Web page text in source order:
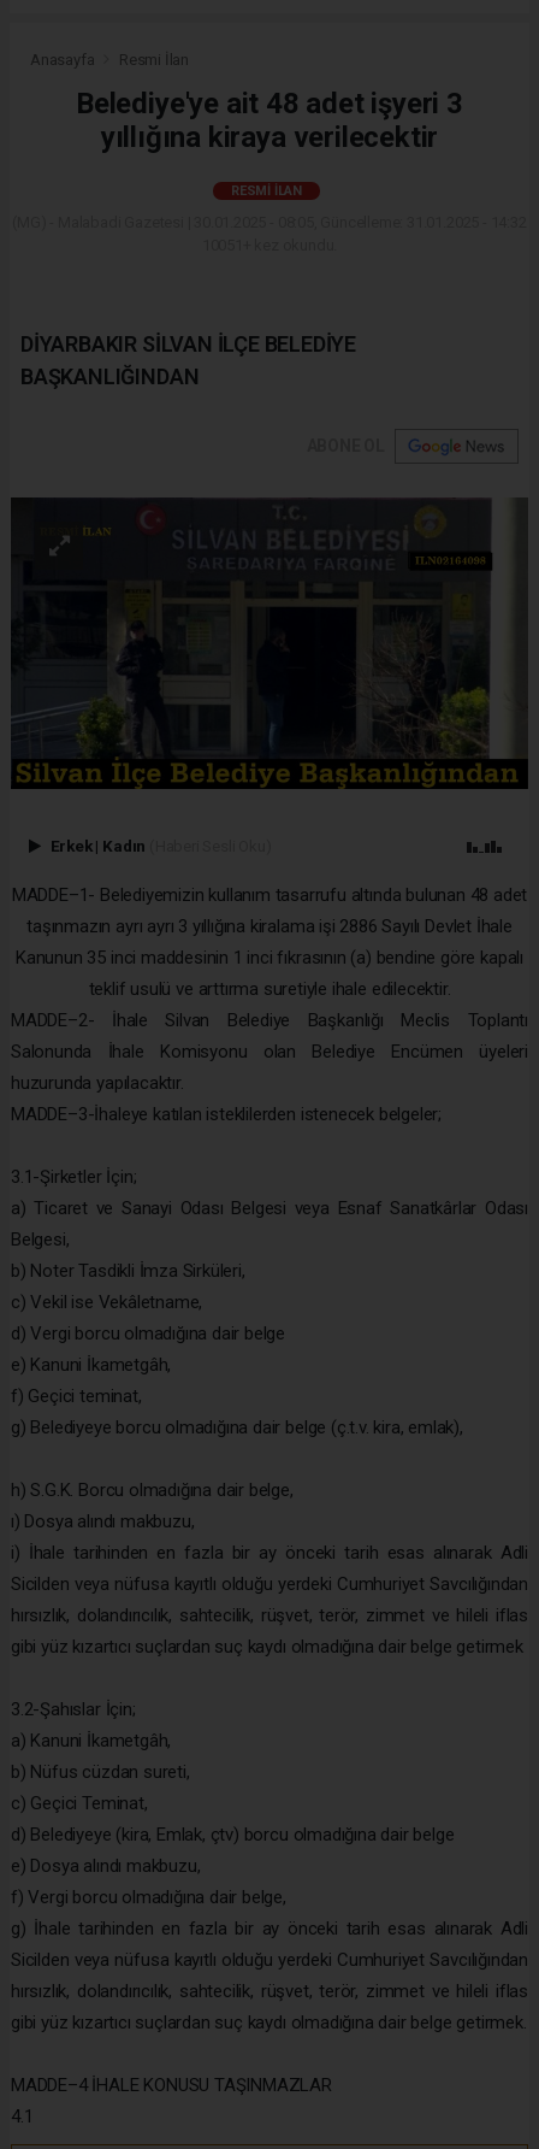
Anasayfa Resmi İlan
Belediye'ye ait 48 adet işyeri 3
yıllığına kiraya verilecektir
RESMI İLAN
DİYARBAKIR SİLVAN İLÇE BELEDİYE
BAŞKANLIĞINDAN
Erkek | Kadın
MADDE–1- Belediyemizin kullanım tasarrufu altında bulunan 48 adet
taşınmazın ayrı ayrı 3 yıllığına kiralama işi 2886 Sayılı Devlet İhale
Kanunun 35 inci maddesinin 1 inci fıkrasının (a) bendine göre kapalı
teklif usulü ve arttırma suretiyle ihale edilecektir.
MADDE–2- İhale Silvan Belediye Başkanlığı Meclis Toplantı
Salonunda İhale Komisyonu olan Belediye Encümen üyeleri
huzurunda yapılacaktır.
MADDE–3-İhaleye katılan isteklilerden istenecek belgeler;
3.1-Şirketler İçin;
a) Ticaret ve Sanayi Odası Belgesi veya Esnaf Sanatkârlar Odası
Belgesi,
b) Noter Tasdikli İmza Sirküleri,
c) Vekil ise Vekâletname,
d) Vergi borcu olmadığına dair belge
e) Kanuni İkametgâh,
f) Geçici teminat,
g) Belediyeye borcu olmadığına dair belge (ç.t.v. kira, emlak),
h) S.G.K. Borcu olmadığına dair belge,
ı) Dosya alındı makbuzu,
i) İhale tarihinden en fazla bir ay önceki tarih esas alınarak Adli
Sicilden veya nüfusa kayıtlı olduğu yerdeki Cumhuriyet Savcılığından
hırsızlık, dolandırıcılık, sahtecilik, rüşvet, terör, zimmet ve hileli iflas
gibi yüz kızartıcı suçlardan suç kaydı olmadığına dair belge getirmek
3.2-Şahıslar İçin;
a) Kanuni İkametgâh,
b) Nüfus cüzdan sureti,
c) Geçici Teminat,
d) Belediyeye (kira, Emlak, çtv) borcu olmadığına dair belge
e) Dosya alındı makbuzu,
f) Vergi borcu olmadığına dair belge,
g) İhale tarihinden en fazla bir ay önceki tarih esas alınarak Adli
Sicilden veya nüfusa kayıtlı olduğu yerdeki Cumhuriyet Savcılığından
hırsızlık, dolandırıcılık, sahtecilik, rüşvet, terör, zimmet ve hileli iflas
gibi yüz kızartıcı suçlardan suç kaydı olmadığına dair belge getirmek.
MADDE–4 İHALE KONUSU TAŞINMAZLAR
4.1